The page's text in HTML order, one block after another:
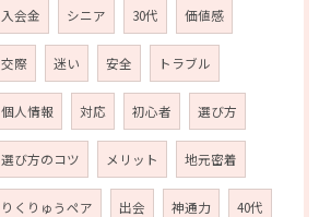
入会金 シニア 30代 価値感
交際 迷い 安全 トラブル
個人情報 対応 初心者 選び方
選び方のコツ メリット 地元密着
りくりゅうペア 出会 神通力 40代